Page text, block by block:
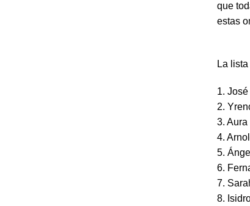
que
estas
La
1.
2.
3. Aura
4.
5.
6.
7.
8.